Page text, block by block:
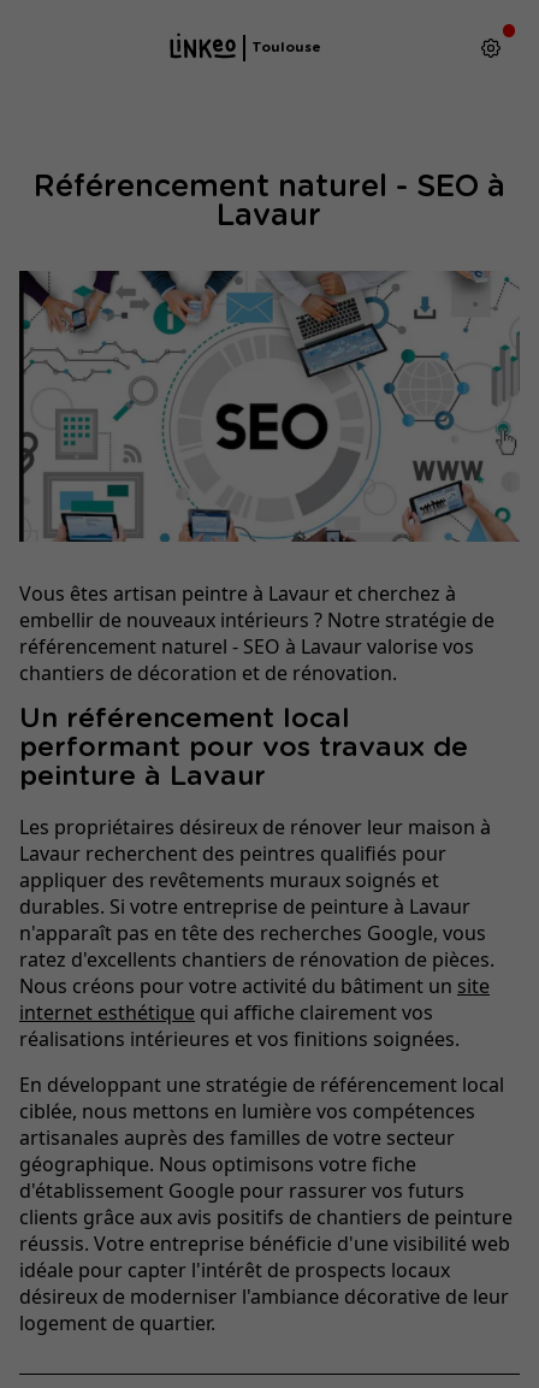
Toulouse
Référencement naturel - SEO à
Lavaur
Vous êtes artisan peintre à Lavaur et cherchez à
embellir de nouveaux intérieurs ? Notre stratégie de
référencement naturel - SEO à Lavaur valorise vos
chantiers de décoration et de rénovation.
Un référencement local
performant pour vos travaux de
peinture à Lavaur
Les propriétaires désireux de rénover leur maison à
Lavaur recherchent des peintres qualifiés pour
appliquer des revêtements muraux soignés et
durables. Si votre entreprise de peinture à Lavaur
n'apparaît pas en tête des recherches Google, vous
ratez d'excellents chantiers de rénovation de pièces.
Nous créons pour votre activité du bâtiment un site
internet esthétique qui affiche clairement vos
réalisations intérieures et vos finitions soignées.
En développant une stratégie de référencement local
ciblée, nous mettons en lumière vos compétences
artisanales auprès des familles de votre secteur
géographique. Nous optimisons votre fiche
d'établissement Google pour rassurer vos futurs
clients grâce aux avis positifs de chantiers de peinture
réussis. Votre entreprise bénéficie d'une visibilité web
idéale pour capter l'intérêt de prospects locaux
désireux de moderniser l'ambiance décorative de leur
logement de quartier.